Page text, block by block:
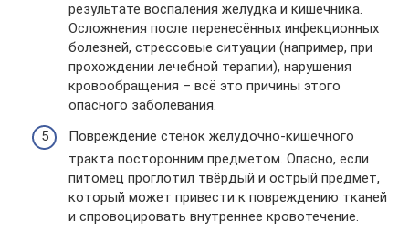
результате воспаления желудка и кишечника.
Осложнения после перенесённых инфекционных
болезней, стрессовые ситуации (например, при
прохождении лечебной терапии), нарушения
кровообращения – всё это причины этого
опасного заболевания.
Повреждение стенок желудочно-кишечного
тракта посторонним предметом. Опасно, если
питомец проглотил твёрдый и острый предмет,
который может привести к повреждению тканей
и спровоцировать внутреннее кровотечение.